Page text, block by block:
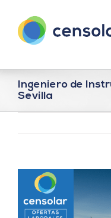
contenido
Ingeniero de
Sevilla
imagen
más